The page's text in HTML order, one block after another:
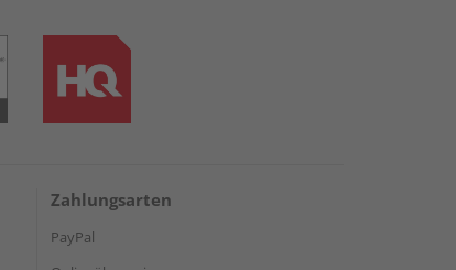
Zahlungsarten
PayPal